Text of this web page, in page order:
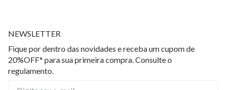
NEWSLETTER
Fique por dentro das novidades e receba um cupom de
20%OFF* para sua primeira compra. Consulte o
regulamento.